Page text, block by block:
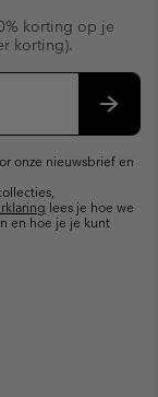
korting op je
korting).
onze nieuwsbrief en
lees je hoe we
en hoe je je kunt